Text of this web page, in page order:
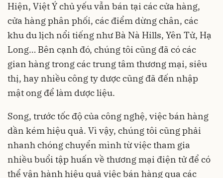
Hiện, Việt Ý chủ yếu vẫn bán tại các cửa hàng,
cửa hàng phân phối, các điểm dừng chân, các
khu du lịch nổi tiếng như Bà Nà Hills, Yên Tử, Hạ
Long… Bên cạnh đó, chúng tôi cũng đã có các
gian hàng trong các trung tâm thương mại, siêu
thị, hay nhiều công ty dược cũng đã đến nhập
mật ong để làm dược liệu.
Song, trước tốc độ của công nghệ, việc bán hàng
dần kém hiệu quả. Vì vậy, chúng tôi cũng phải
nhanh chóng chuyển mình từ việc tham gia
nhiều buổi tập huấn về thương mại điện tử để có
thể vận hành hiệu quả việc bán hàng qua các